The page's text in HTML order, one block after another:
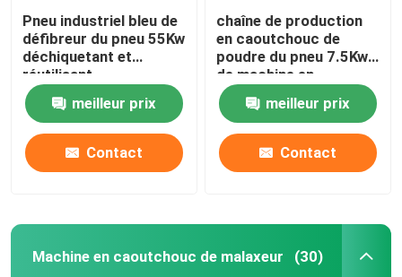
Pneu industriel bleu de
défibreur du pneu 55Kw
déchiquetant et
réutilisant
meilleur prix
Contact
chaîne de production
en caoutchouc de
poudre du pneu 7.5Kw
de machine en
caoutchouc de
défibreur CE d'OIN
meilleur prix
Contact
Machine en caoutchouc de malaxeur (30)